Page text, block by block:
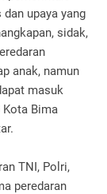
upaya yang
sidak,
anak, namun
masuk
Kota Bima
TNI, Polri,
peredaran